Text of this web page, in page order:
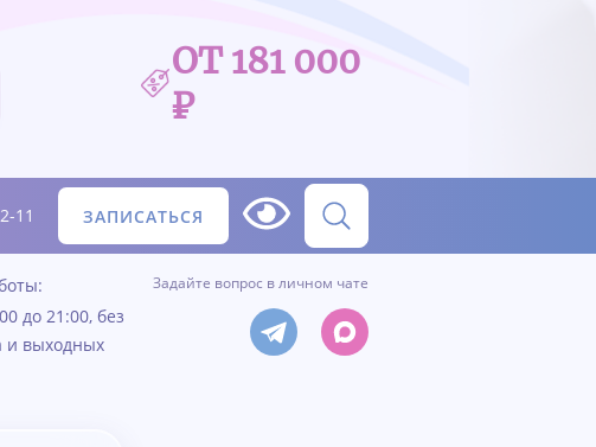
ОТ 181 000
₽
11 ЗАПИСАТЬСЯ
до 21:00, без
и выходных
Задайте вопрос в личном чате